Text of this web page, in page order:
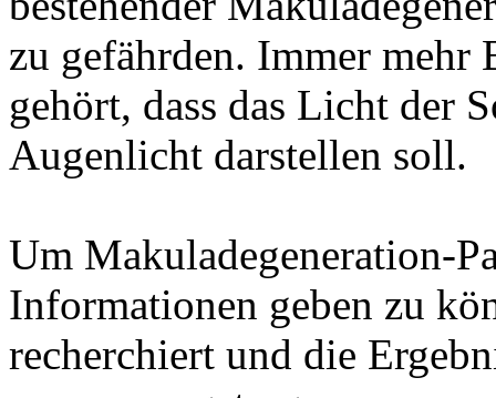
zu gefährden. Immer mehr
gehört, dass das Licht der
Augenlicht darstellen soll.
Um Makuladegeneration-
Informationen geben zu
recherchiert und die